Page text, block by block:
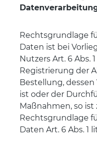
Rechtsgrundlage
Daten ist bei
Nutzers Art. 6 Abs.
Registrierung der
Bestellung,
ist oder der
Maßnahmen, so ist
Rechtsgrundlage
Daten Art. 6 Abs. 1